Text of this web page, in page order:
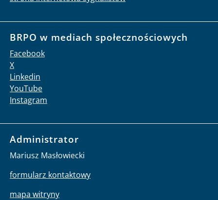
BRPO w mediach społecznościowych
Facebook
X
Linkedin
YouTube
Instagram
Administrator
Mariusz Masłowiecki
formularz kontaktowy
mapa witryny